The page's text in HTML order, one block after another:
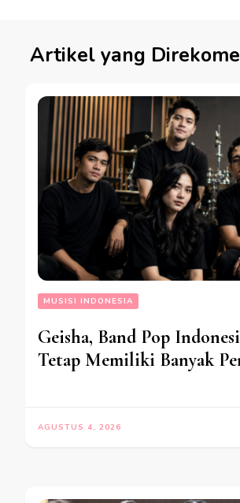
Artikel yang
MUSISI INDONESIA
Geisha, Band Pop
Tetap Memiliki Banyak
AGUSTUS 4, 2026